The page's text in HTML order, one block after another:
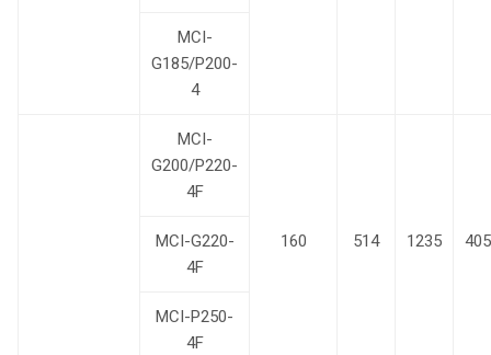
MCI-
G185/P200-
4
MCI-
G200/P220-
4F
160 514 1235 405
MCI-G220-
4F
MCI-P250-
4F